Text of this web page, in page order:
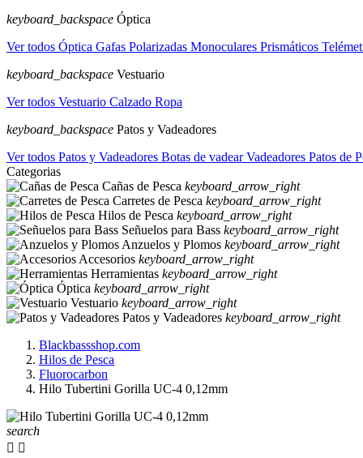
keyboard_backspace Óptica
Ver todos Óptica Gafas Polarizadas Monoculares Prismáticos
keyboard_backspace Vestuario
Ver todos Vestuario Calzado Ropa
keyboard_backspace Patos y Vadeadores
Ver todos Patos y Vadeadores Botas de vadearVadeadores Patos de
Categorias
Cañas de Pesca keyboard_arrow_right
Carretes de Pesca keyboard_arrow_right
Hilos de Pesca keyboard_arrow_right
Señuelos para Bass keyboard_arrow_right
Anzuelos y Plomos keyboard_arrow_right
Accesorios keyboard_arrow_right
Herramientas keyboard_arrow_right
Óptica keyboard_arrow_right
Vestuario keyboard_arrow_right
Patos y Vadeadores keyboard_arrow_right
Blackbassshop.com
Hilos de Pesca
Fluorocarbon
Hilo Tubertini Gorilla UC-4 0,12mm
search
 